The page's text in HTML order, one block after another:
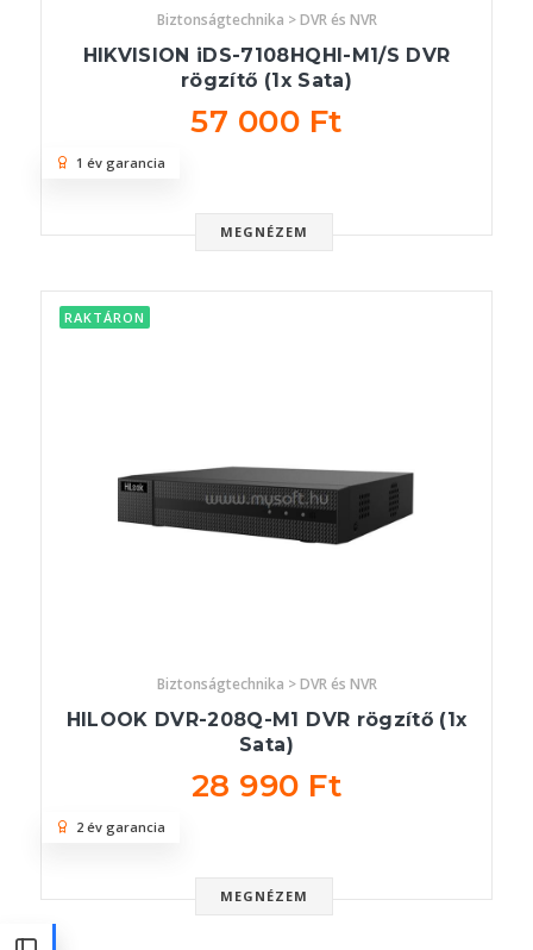
Biztonságtechnika > DVR és NVR
HIKVISION iDS-7108HQHI-M1/S DVR
rögzítő (1x Sata)
57 000 Ft
MEGNÉZEM
1 év garancia
RAKTÁRON
Biztonságtechnika > DVR és NVR
HILOOK DVR-208Q-M1 DVR rögzítő (1x
Sata)
28 990 Ft
MEGNÉZEM
2 év garancia